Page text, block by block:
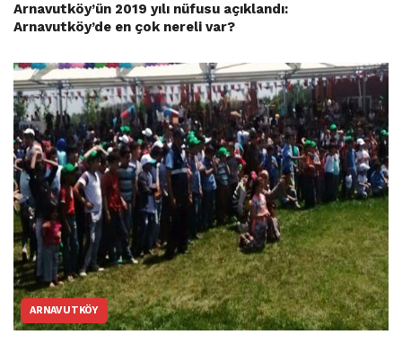
Arnavutköy’ün 2019 yılı nüfusu açıklandı:
Arnavutköy’de en çok nereli var?
ARNAVUTKÖY